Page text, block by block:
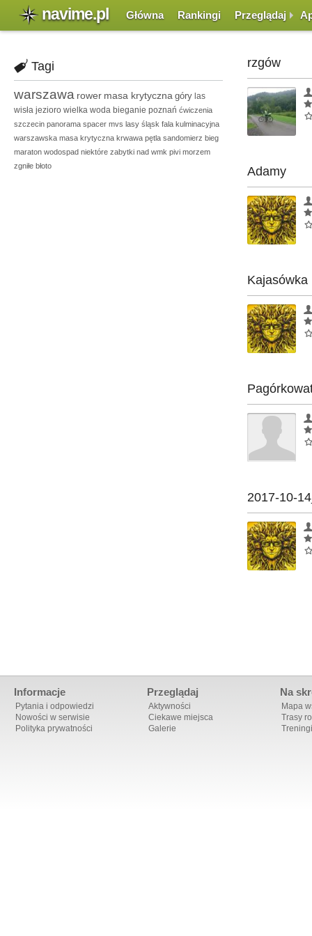
navime.pl Główna Rankingi Przeglądaj
Tagi
warszawa rower masa krytyczna góry las
wisła jezioro wielka woda bieganie poznań ćwiczenia
szczecin panorama spacer mvs lasy śląsk fala kulminacyjna
warszawska masa krytyczna krwawa pętla sandomierz bieg
maraton wodospad niektóre zabytki nad wmk pivi morzem
zgniłe błoto
rzgów
Adamy
Kajasówka
2017-10-
Informacje
Pytania i odpowiedzi
Nowości w serwisie
Polityka prywatności
Przeglądaj
Aktywności
Ciekawe miejsca
Galerie
Na
Mapa
Trasy